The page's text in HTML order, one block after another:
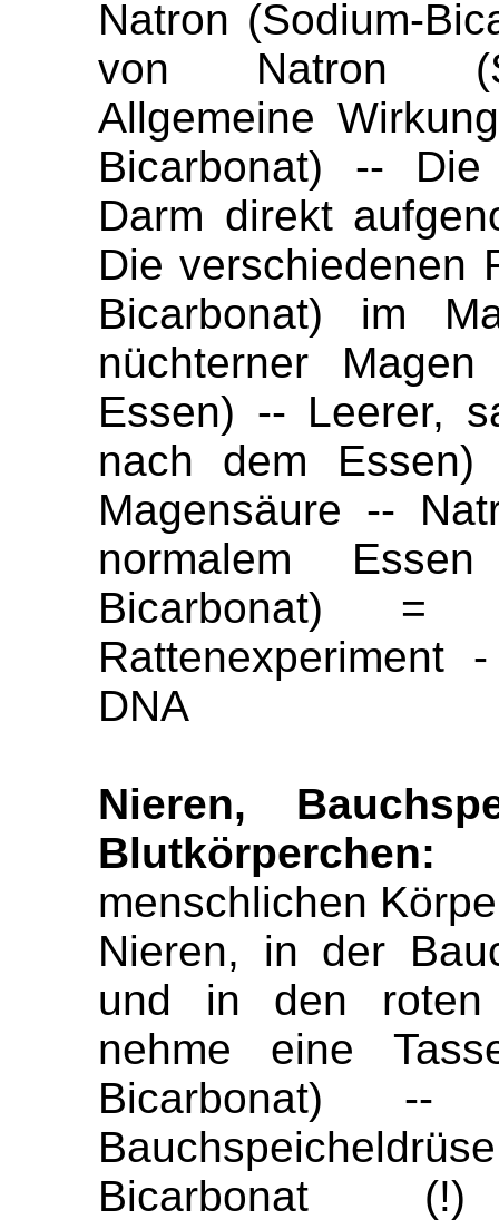
Natron (Sodium-
von Natron
Allgemeine
Bicarbonat) --
Darm direkt
Die verschiedenen
Bicarbonat) im
nüchterner
Essen) -- Leerer,
nach dem
Magensäure --
normalem
Bicarbonat) =
Rattenexperiment
DNA
Nieren,
Blutkörperchen:
menschlichen
Nieren, in der
und in den roten
nehme eine
Bicarbonat)
Bicarbonat